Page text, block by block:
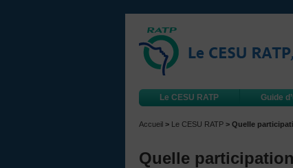
Accueil > Le CESU RATP > Quelle
Quelle
Le CESU RATP Guide